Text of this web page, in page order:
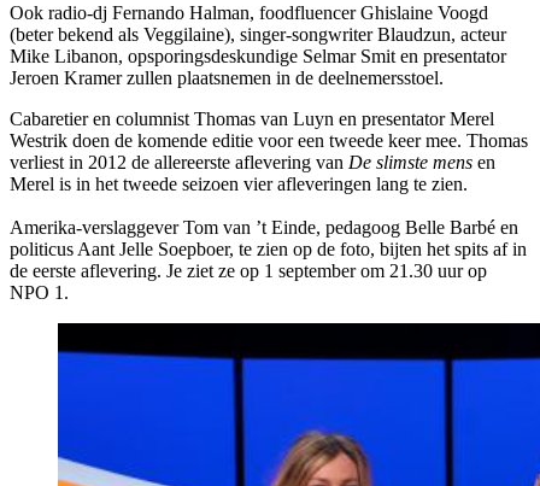
Ook radio-dj Fernando Halman, foodfluencer Ghislaine Voogd
(beter bekend als Veggilaine), singer-songwriter Blaudzun, acteur
Mike Libanon, opsporingsdeskundige Selmar Smit en presentator
Jeroen Kramer zullen plaatsnemen in de deelnemersstoel.
Cabaretier en columnist Thomas van Luyn en presentator Merel
Westrik doen de komende editie voor een tweede keer mee. Thomas
verliest in 2012 de allereerste aflevering van De slimste mens en
Merel is in het tweede seizoen vier afleveringen lang te zien.
Amerika-verslaggever Tom van ’t Einde, pedagoog Belle Barbé en
politicus Aant Jelle Soepboer, te zien op de foto, bijten het spits af in
de eerste aflevering. Je ziet ze op 1 september om 21.30 uur op
NPO 1.